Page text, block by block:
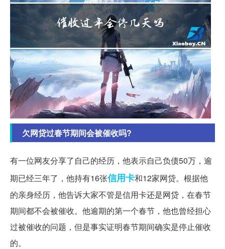
欠网贷过春节期间会被催收吗?
有一位网友分享了自己的经历，他表示自己负债50万，逾
期已经三年了，他持有16张信用卡和12家网贷。根据他
的亲身经历，他告诉大家不管是信用卡还是网贷，在春节
期间都不会被催收。他逾期的第一个春节，他也曾经担心
过被催收的问题，但是事实证明春节期间确实是停止催收
的。